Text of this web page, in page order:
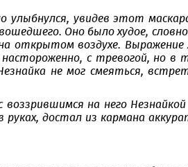
улыбнулся, увидев этот
Оно было худое,
открытом воздухе. Выражение
настороженно, с тревогой, но
не мог смеяться,
воззрившимся на него
достал из кармана